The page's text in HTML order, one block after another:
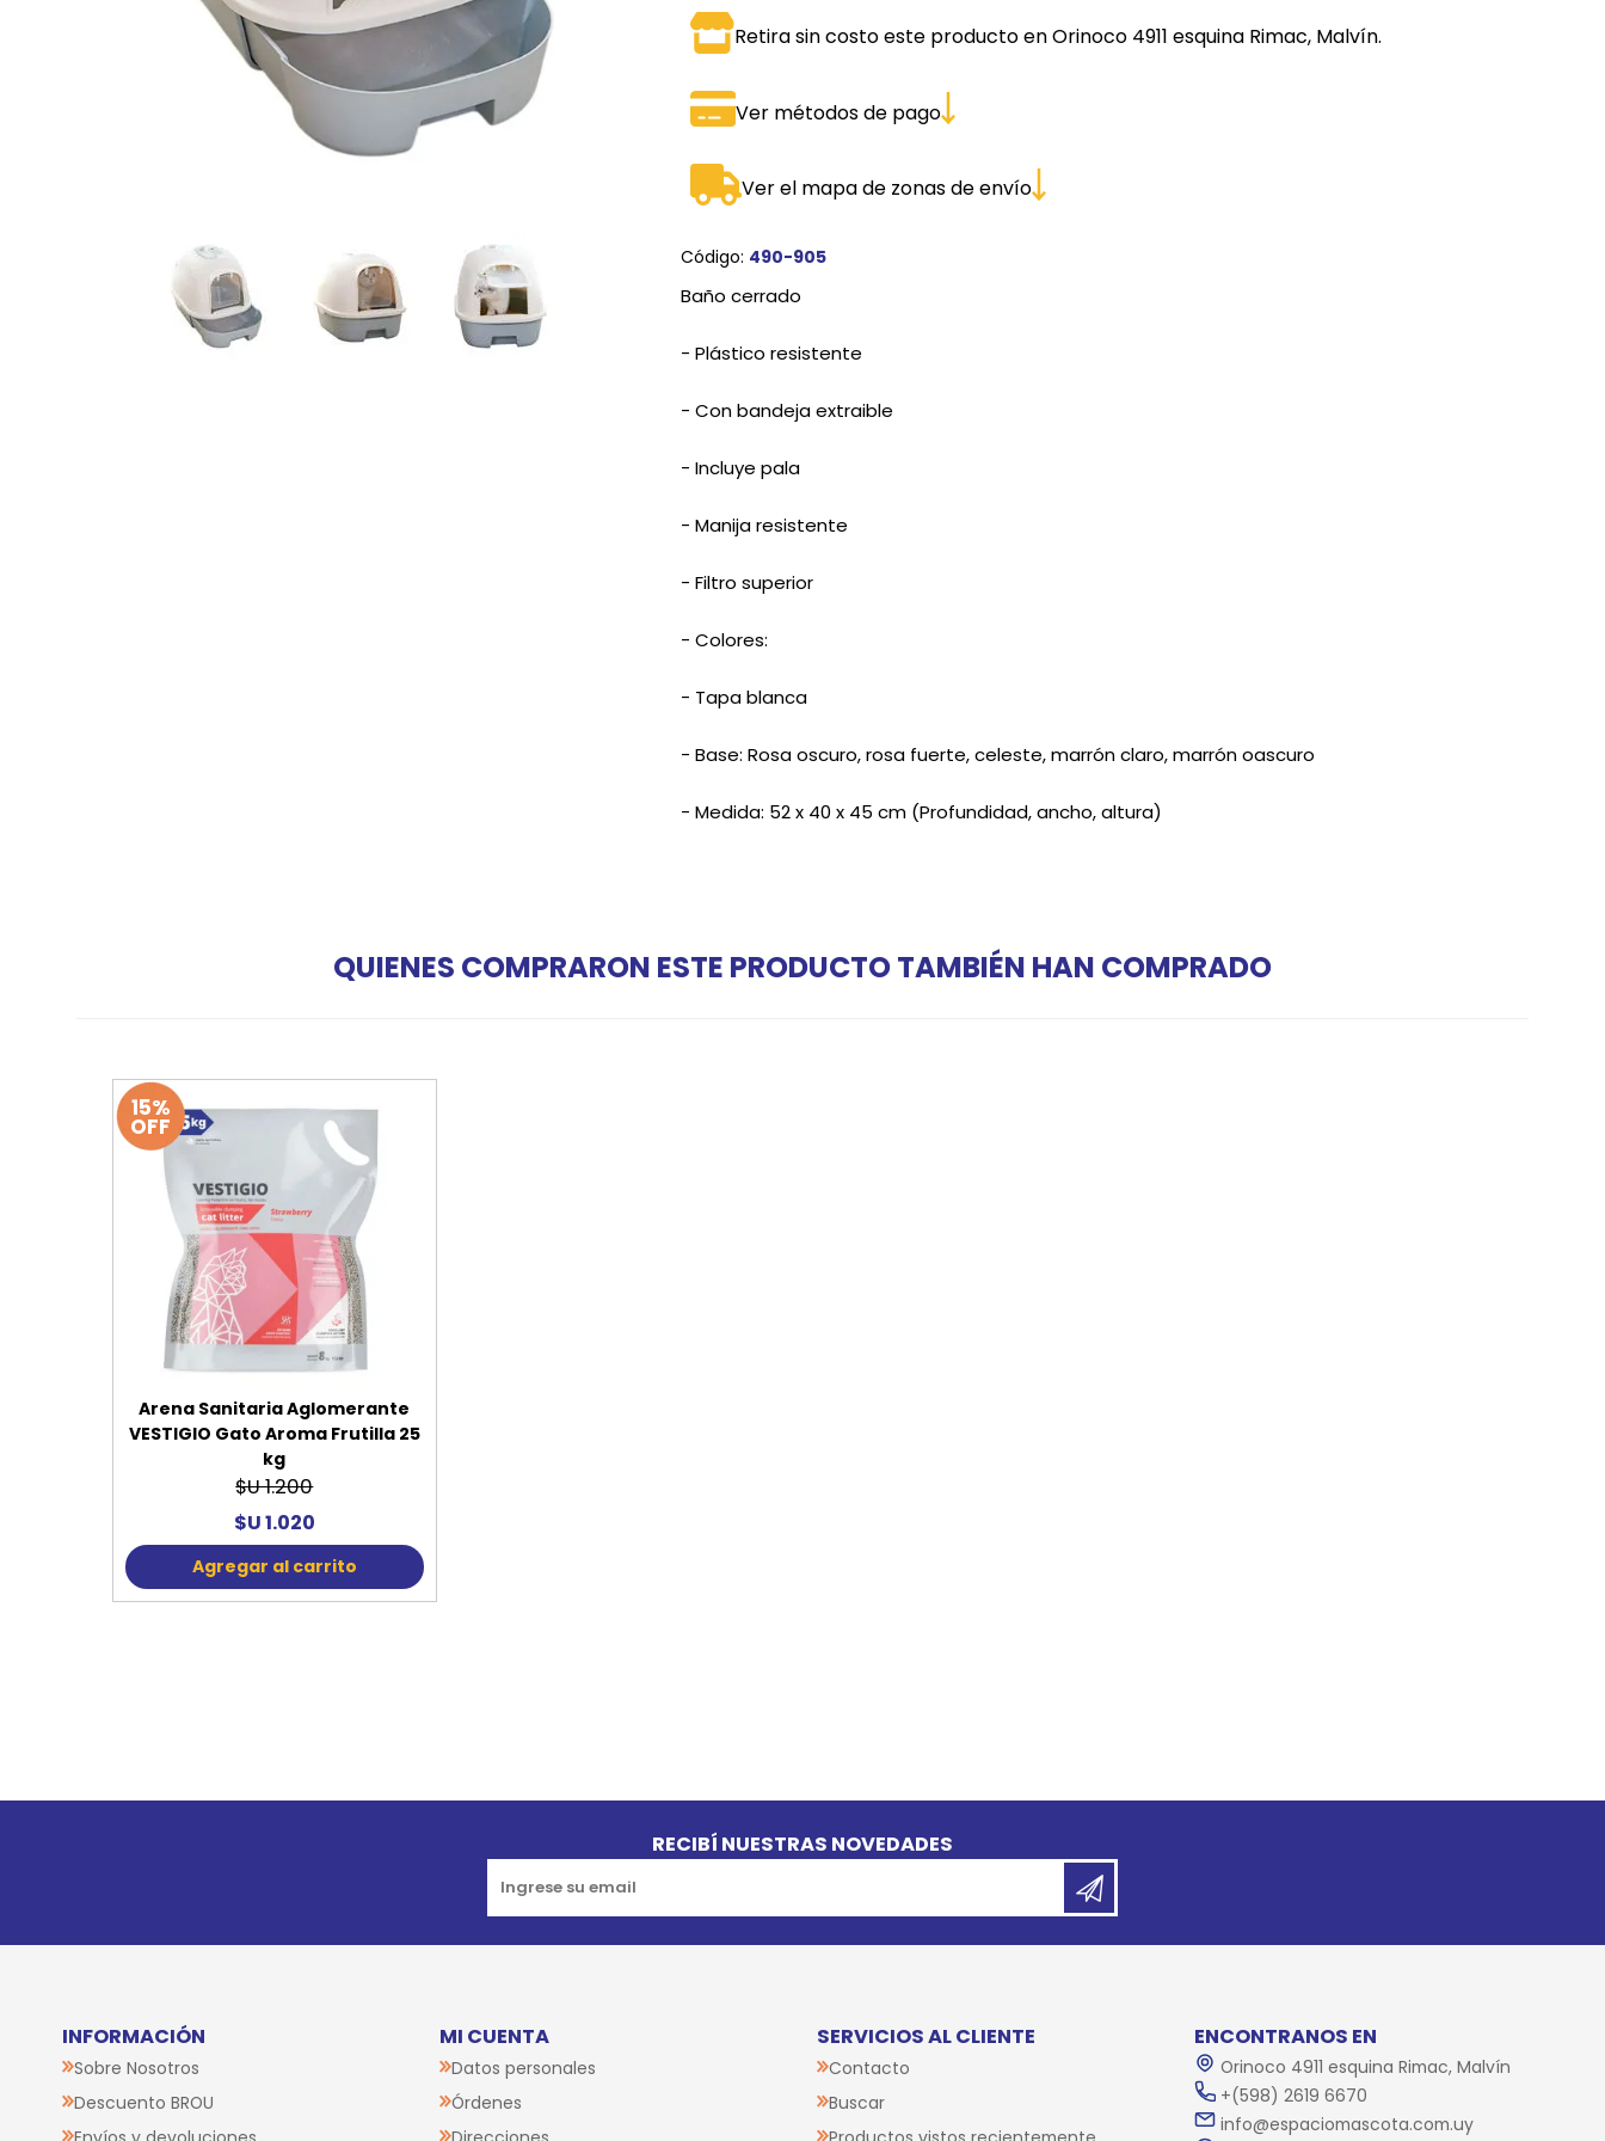
JUGUETES
COMEDEROS Y BEBEDEROS
TRANSPORTADORAS
CAMAS
THREE CATS
ROYAL CANIN
Retira sin costo este producto en Orinoco 4911 esquina Rimac, Malvín.
Ver métodos de pago
Ver el mapa de zonas de envío
Código: 490-905
Baño cerrado
- Plástico resistente
- Con bandeja extraible
- Incluye pala
- Manija resistente
- Filtro superior
- Colores:
- Tapa blanca
- Base: Rosa oscuro, rosa fuerte, celeste, marrón claro, marrón oascuro
- Medida: 52 x 40 x 45 cm (Profundidad, ancho, altura)
QUIENES COMPRARON ESTE PRODUCTO TAMBIÉN HAN COMPRADO
15%
OFF
Arena Sanitaria Aglomerante
VESTIGIO Gato Aroma Frutilla 25
kg
$U 1.200
$U 1.020
Agregar al carrito
RECIBÍ NUESTRAS NOVEDADES
INFORMACIÓN
Sobre Nosotros
Descuento BROU
MI CUENTA
Datos personales
Órdenes
SERVICIOS AL CLIENTE
Contacto
Buscar
ENCONTRANOS EN
Orinoco 4911 esquina Rimac, Malvín
+(598) 2619 6670
info@espaciomascota.com.uy